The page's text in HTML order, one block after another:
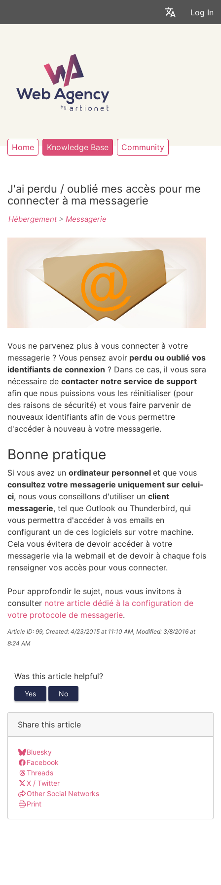
Log In
Home Knowledge Base Community
J'ai perdu / oublié mes accès pour me
connecter à ma messagerie
Hébergement> Messagerie
Vous ne parvenez plus à vous connecter à votre
messagerie ? Vous pensez avoir perdu ou oublié vos
identifiants de connexion ? Dans ce cas, il vous sera
nécessaire de contacter notre service de support
afin que nous puissions vous les réinitialiser (pour
des raisons de sécurité) et vous faire parvenir de
nouveaux identifiants afin de vous permettre
d'accéder à nouveau à votre messagerie.
Bonne pratique
Si vous avez un ordinateur personnel et que vous
consultez votre messagerie uniquement sur celui-
ci, nous vous conseillons d'utiliser un client
messagerie, tel que Outlook ou Thunderbird, qui
vous permettra d'accéder à vos emails en
configurant un de ces logiciels sur votre machine.
Cela vous évitera de devoir accéder à votre
messagerie via la webmail et de devoir à chaque fois
renseigner vos accès pour vous connecter.
Pour approfondir le sujet, nous vous invitons à
consulter notre article dédié à la configuration de
votre protocole de messagerie.
Article ID: 99, Created: 4/23/2015 at 11:10 AM, Modified: 3/8/2016 at
8:24 AM
Was this article helpful?
Yes No
Share this article
Bluesky
Facebook
Threads
X / Twitter
Other Social Networks
Print